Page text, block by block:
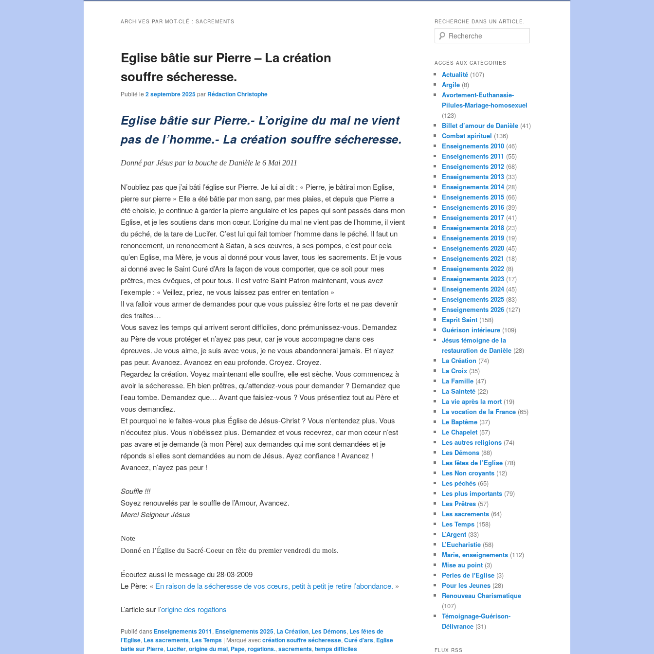
ARCHIVES PAR MOT-CLÉ : SACREMENTS
Eglise bâtie sur Pierre – La création
souffre sécheresse.
Publié le 2 septembre 2025par Rédaction Christophe
Eglise bâtie sur Pierre.- L’origine du mal ne vient
pas de l’homme.- La création souffre sécheresse.
Donné par Jésus par la bouche de Danièle le 6 Mai 2011
N’oubliez pas que j’ai bâti l’église sur Pierre. Je lui ai dit : « Pierre, je bâtirai mon Eglise,
pierre sur pierre » Elle a été bâtie par mon sang, par mes plaies, et depuis que Pierre a
été choisie, je continue à garder la pierre angulaire et les papes qui sont passés dans mon
Eglise, et je les soutiens dans mon cœur. L’origine du mal ne vient pas de l’homme, il vient
du péché, de la tare de Lucifer. C’est lui qui fait tomber l’homme dans le péché. Il faut un
renoncement, un renoncement à Satan, à ses œuvres, à ses pompes, c’est pour cela
qu’en Eglise, ma Mère, je vous ai donné pour vous laver, tous les sacrements. Et je vous
ai donné avec le Saint Curé d’Ars la façon de vous comporter, que ce soit pour mes
prêtres, mes évêques, et pour tous. Il est votre Saint Patron maintenant, vous avez
l’exemple : « Veillez, priez, ne vous laissez pas entrer en tentation »
Il va falloir vous armer de demandes pour que vous puissiez être forts et ne pas devenir
des traites…
Vous savez les temps qui arrivent seront difficiles, donc prémunissez-vous. Demandez
au Père de vous protéger et n’ayez pas peur, car je vous accompagne dans ces
épreuves. Je vous aime, je suis avec vous, je ne vous abandonnerai jamais. Et n’ayez
pas peur. Avancez. Avancez en eau profonde. Croyez. Croyez.
Regardez la création. Voyez maintenant elle souffre, elle est sèche. Vous commencez à
avoir la sécheresse. Eh bien prêtres, qu’attendez-vous pour demander ? Demandez que
l’eau tombe. Demandez que… Avant que faisiez-vous ? Vous présentiez tout au Père et
vous demandiez.
Et pourquoi ne le faites-vous plus Église de Jésus-Christ ? Vous n’entendez plus. Vous
n’écoutez plus. Vous n’obéissez plus. Demandez et vous recevrez, car mon cœur n’est
pas avare et je demande (à mon Père) aux demandes qui me sont demandées et je
réponds si elles sont demandées au nom de Jésus. Ayez confiance ! Avancez !
Avancez, n’ayez pas peur !
Souffle !!!
Soyez renouvelés par le souffle de l’Amour, Avancez.
Merci Seigneur Jésus
Note
Donné en l’Église du Sacré-Coeur en fête du premier vendredi du mois.
Écoutez aussi le message du 28-03-2009
Le Père: « En raison de la sécheresse de vos cœurs, petit à petit je retire l’abondance. »
L’article sur l’origine des rogations
Publié dans Enseignements 2011, Enseignements 2025, La Création, Les Démons, Les fêtes de
l’Eglise, Les sacrements, Les Temps | Marqué aveccréation souffre sécheresse, Curé d'ars, Eglise
bâtie sur Pierre, Lucifer, origine du mal, Pape, rogations., sacrements, temps difficiles
RECHERCHE DANS UN ARTICLE.
e
h
c
h
ACCÉS AUX CATÈGORIES
Actualité (107)
Argile (8)
Avortement-Euthanasie-
Pilules-Mariage-homosexuel
(123)
Billet d’amour de Danièle (41)
Combat spirituel (136)
Enseignements 2010 (46)
Enseignements 2011 (55)
Enseignements 2012 (68)
Enseignements 2013 (33)
Enseignements 2014 (28)
Enseignements 2015 (66)
Enseignements 2016 (39)
Enseignements 2017 (41)
Enseignements 2018 (23)
Enseignements 2019 (19)
Enseignements 2020 (45)
Enseignements 2021 (18)
Enseignements 2022 (8)
Enseignements 2023 (17)
Enseignements 2024 (45)
Enseignements 2025 (83)
Enseignements 2026 (127)
Esprit Saint (158)
Guérison intérieure (109)
Jésus témoigne de la
restauration de Danièle (28)
La Création (74)
La Croix (35)
La Famille (47)
La Sainteté (22)
La vie après la mort (19)
La vocation de la France (65)
Le Baptême (37)
Le Chapelet (57)
Les autres religions (74)
Les Démons (88)
Les fêtes de l’Eglise (78)
Les Non croyants (12)
Les péchés (65)
Les plus importants (79)
Les Prêtres (57)
Les sacrements (64)
Les Temps (158)
L’Argent (33)
L’Eucharistie (58)
Marie, enseignements (112)
Mise au point (3)
Perles de l'Eglise (3)
Pour les Jeunes (28)
Renouveau Charismatique
(107)
Témoignage-Guérison-
Délivrance (31)
FLUX RSS